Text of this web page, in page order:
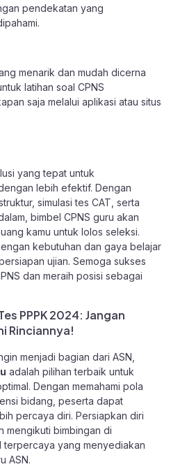
pendekatan yang
menarik dan mudah dicerna
latihan soal CPNS
saja melalui aplikasi atau situs
yang tepat untuk
lebih efektif. Dengan
simulasi tes CAT, serta
bimbel CPNS guru akan
kamu untuk lolos seleksi.
kebutuhan dan gaya belajar
ujian. Semoga sukses
dan meraih posisi sebagai
PPPK 2024: Jangan
Rinciannya!
menjadi bagian dari ASN,
adalah pilihan terbaik untuk
Dengan memahami pola
bidang, peserta dapat
percaya diri. Persiapkan diri
mengikuti bimbingan di
terpercaya yang menyediakan
ASN.